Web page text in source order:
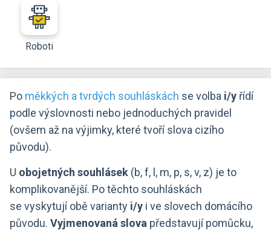
Roboti
Po měkkých a tvrdých souhláskách se volba i/y řídí
podle výslovnosti nebo jednoduchých pravidel
(ovšem až na výjimky, které tvoří slova cizího
původu).
U obojetných souhlásek (b, f, l, m, p, s, v, z) je to
komplikovanější. Po těchto souhláskách
se vyskytují obě varianty i/y i ve slovech domácího
původu. Vyjmenovaná slova představují pomůcku,